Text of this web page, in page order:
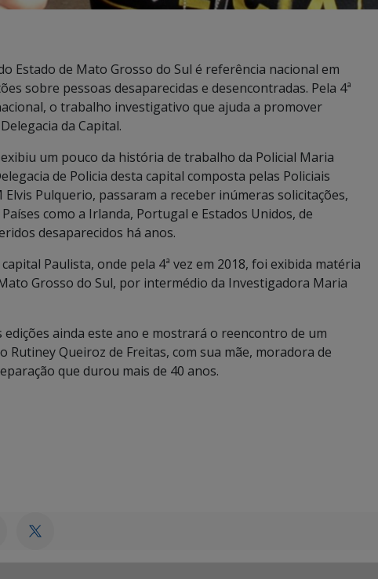
Estado de Mato Grosso do Sul é referência nacional em
sobre pessoas desaparecidas e desencontradas. Pela 4ª
o trabalho investigativo que ajuda a promover
da Capital.
um pouco da história de trabalho da Policial Maria
de Policia desta capital composta pelas Policiais
Pulquerio, passaram a receber inúmeras solicitações,
como a Irlanda, Portugal e Estados Unidos, de
desaparecidos há anos.
Paulista, onde pela 4ª vez em 2018, foi exibida matéria
Grosso do Sul, por intermédio da Investigadora Maria
ainda este ano e mostrará o reencontro de um
Queiroz de Freitas, com sua mãe, moradora de
que durou mais de 40 anos.